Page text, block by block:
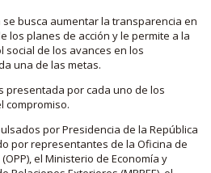
busca aumentar la transparencia en
los planes de acción y le permite a la
de los avances en los
una de las metas.
presentada por cada uno de los
compromiso.
por Presidencia de la República
por representantes de la Oficina de
el Ministerio de Economía y